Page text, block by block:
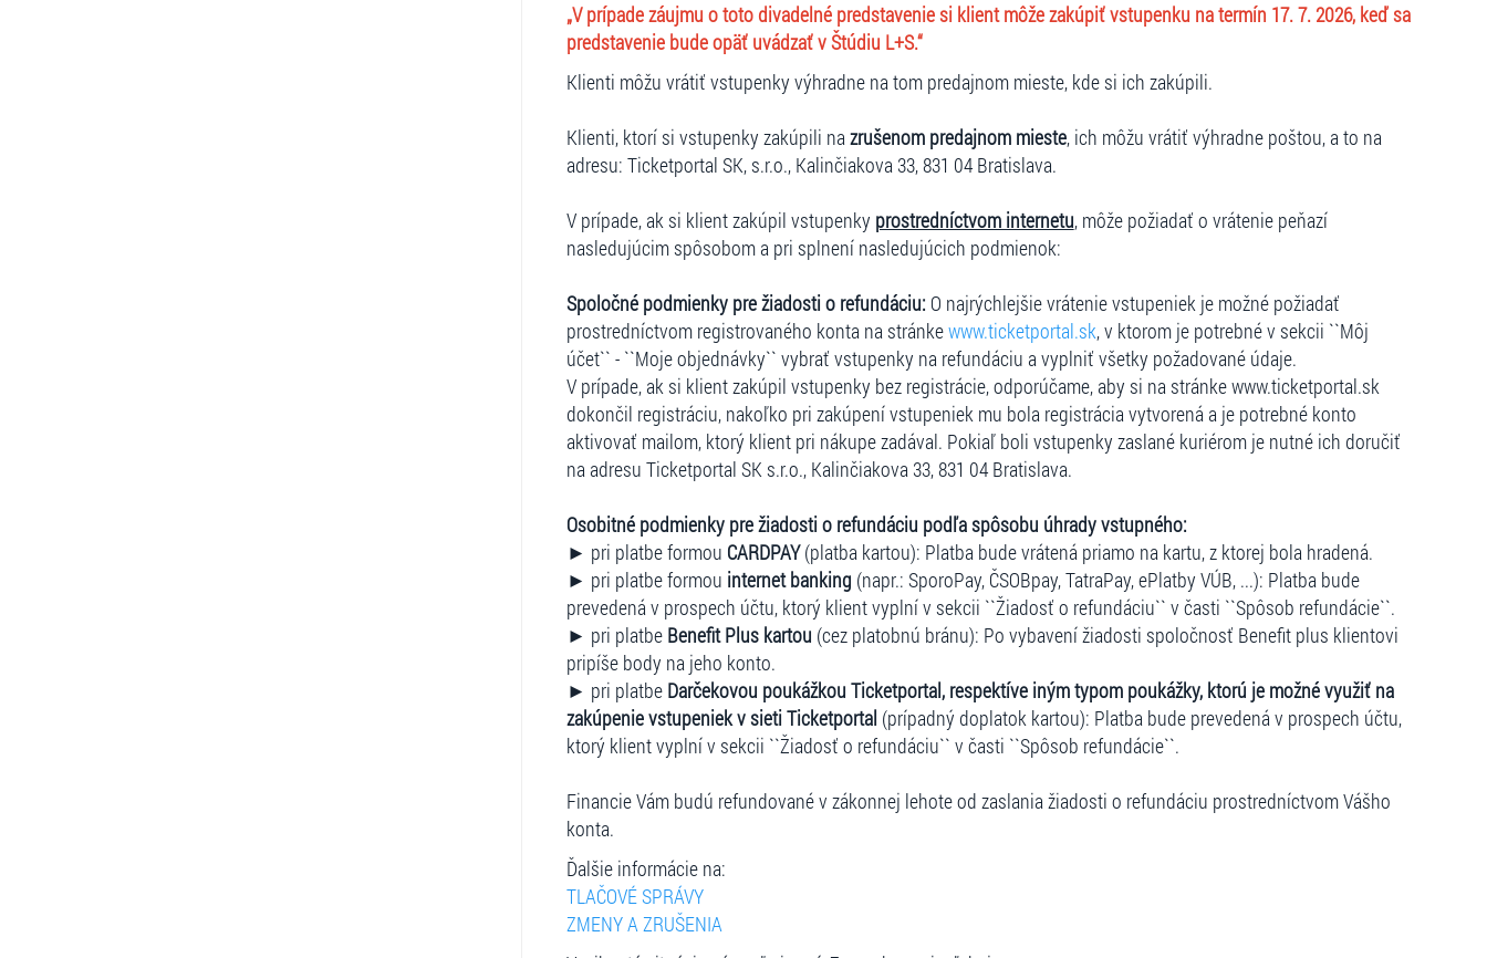
„V prípade záujmu o toto divadelné predstavenie si klient môže zakúpiť vstupenku na termín 17. 7. 2026, keď sa
predstavenie bude opäť uvádzať v Štúdiu L+S.“
Klienti môžu vrátiť vstupenky výhradne na tom predajnom mieste, kde si ich zakúpili.
Klienti, ktorí si vstupenky zakúpili nazrušenom predajnom mieste, ich môžu vrátiť výhradne poštou, a to na
adresu: Ticketportal SK, s.r.o., Kalinčiakova 33, 831 04 Bratislava.
V prípade, ak si klient zakúpil vstupenky prostredníctvom internetu, môže požiadať o vrátenie peňazí
nasledujúcim spôsobom a pri splnení nasledujúcich podmienok:
Spoločné podmienky pre žiadosti o refundáciu: O najrýchlejšie vrátenie vstupeniek je možné požiadať
prostredníctvom registrovaného konta na stránkewww.ticketportal.sk, v ktorom je potrebné v sekcii ``Môj
účet`` - ``Moje objednávky`` vybrať vstupenky na refundáciu a vyplniť všetky požadované údaje.
V prípade, ak si klient zakúpil vstupenky bez registrácie, odporúčame, aby si na stránke www.ticketportal.sk
dokončil registráciu, nakoľko pri zakúpení vstupeniek mu bola registrácia vytvorená a je potrebné konto
aktivovať mailom, ktorý klient pri nákupe zadával. Pokiaľ boli vstupenky zaslané kuriérom je nutné ich doručiť
na adresu Ticketportal SK s.r.o., Kalinčiakova 33, 831 04 Bratislava.
Osobitné podmienky pre žiadosti o refundáciu podľa spôsobu úhrady vstupného:
► pri platbe formou CARDPAY(platba kartou): Platba bude vrátená priamo na kartu, z ktorej bola hradená.
► pri platbe formou internet banking (napr.: SporoPay, ČSOBpay, TatraPay, ePlatby VÚB, ...): Platba bude
prevedená v prospech účtu, ktorý klient vyplní v sekcii ``Žiadosť o refundáciu`` v časti ``Spôsob refundácie``.
► pri platbe Benefit Plus kartou (cez platobnú bránu): Po vybavení žiadosti spoločnosť Benefit plus klientovi
pripíše body na jeho konto.
► pri platbe Darčekovou poukážkou Ticketportal, respektíve iným typom poukážky, ktorú je možné využiť na
zakúpenie vstupeniek v sieti Ticketportal (prípadný doplatok kartou): Platba bude prevedená v prospech účtu,
ktorý klient vyplní v sekcii ``Žiadosť o refundáciu`` v časti ``Spôsob refundácie``.
Financie Vám budú refundované v zákonnej lehote od zaslania žiadosti o refundáciu prostredníctvom Vášho
konta.
Ďalšie informácie na:
TLAČOVÉ SPRÁVY
ZMENY A ZRUŠENIA